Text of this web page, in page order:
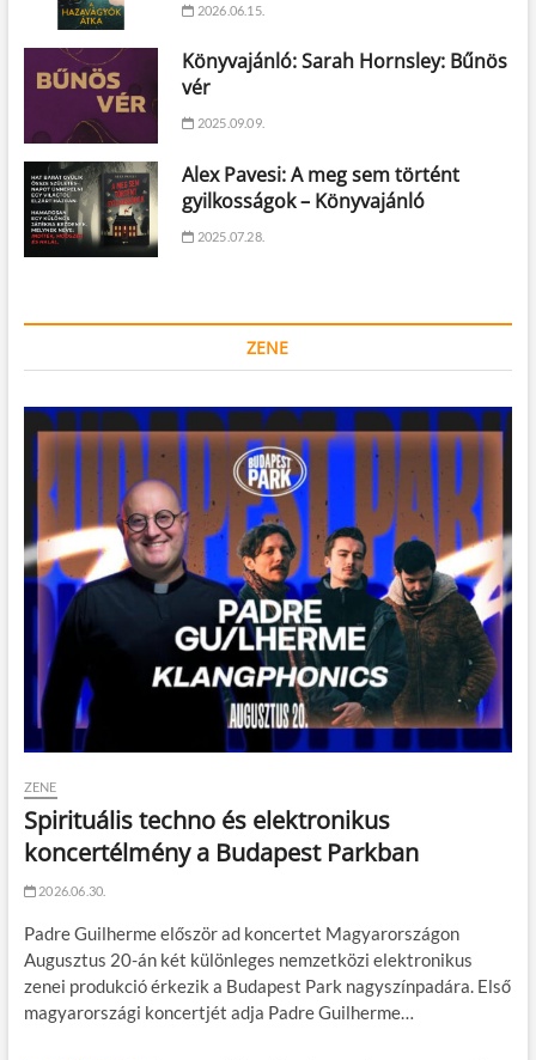
2026.06.15.
Könyvajánló: Sarah Hornsley: Bűnös
vér
2025.09.09.
Alex Pavesi: A meg sem történt
gyilkosságok – Könyvajánló
2025.07.28.
ZENE
ZENE
Spirituális techno és elektronikus
koncertélmény a Budapest Parkban
2026.06.30.
Padre Guilherme először ad koncertet Magyarországon
Augusztus 20-án két különleges nemzetközi elektronikus
zenei produkció érkezik a Budapest Park nagyszínpadára. Első
magyarországi koncertjét adja Padre Guilherme…